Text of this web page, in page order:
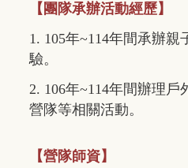
【團隊承辦活動經歷】
1. 105年~114年間承辦親
驗。
2. 106年~114年間辦理戶
營隊等相關活動。
【營隊師資】